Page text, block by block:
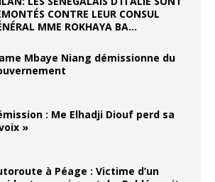
CONTRE LEUR CONSUL
MME ROKHAYA BA…
Mbaye Niang démissionne du
: Me Elhadji Diouf perd sa
»
à Péage : Victime d’un